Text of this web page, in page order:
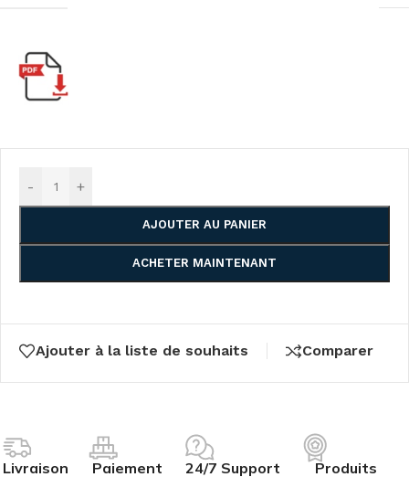
- +
AJOUTER AU PANIER
ACHETER MAINTENANT
Ajouter à la liste de souhaits Comparer
Livraison Paiement 24/7 Support Produits